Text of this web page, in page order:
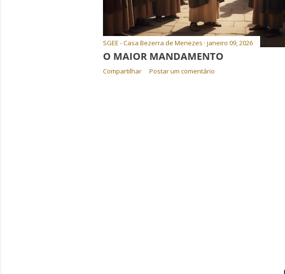
SGEE - Casa Bezerra de Menezes janeiro 09, 2026
O MAIOR MANDAMENTO
Compartilhar Postar um comentário